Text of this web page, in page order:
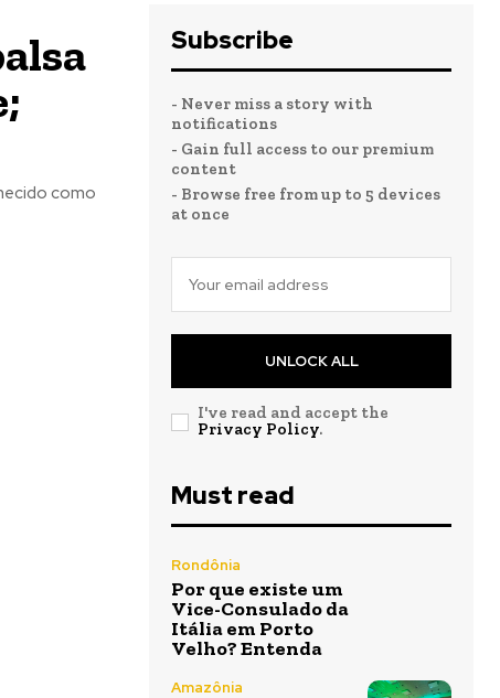
como
Subscribe
- Never miss a story with
notifications
- Gain full access to our premium
content
- Browse free from up to 5 devices
at once
UNLOCK ALL
I've read and accept the
Privacy Policy.
Must read
Rondônia
Por que existe um
Vice-Consulado da
Itália em Porto
Velho? Entenda
Amazônia